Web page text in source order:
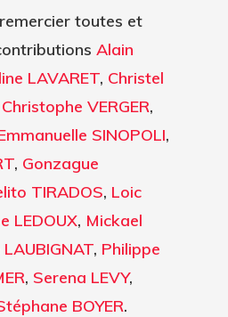
toutes et
Alain
LAVARET, Christel
Christophe VERGER,
SINOPOLI,
, Gonzague
TIRADOS, Loic
LEDOUX, Mickael
, Philippe
, Serena LEVY,
BOYER.